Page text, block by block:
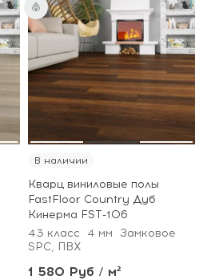
В наличии
Кварц виниловые полы
FastFloor Country Дуб
Кинерма FST-106
43 класс
4 мм
Замковое
SPC, ПВХ
1 580 Руб / м²